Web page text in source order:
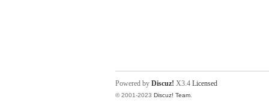
Powered by Discuz! X3.4 Licensed
© 2001-2023 Discuz! Team